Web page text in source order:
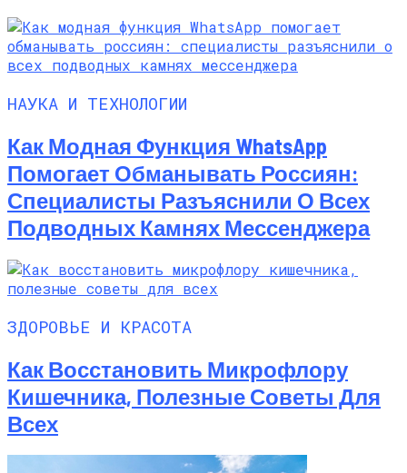
НАУКА И ТЕХНОЛОГИИ
Как Модная Функция WhatsApp
Помогает Обманывать Россиян:
Специалисты Разъяснили О Всех
Подводных Камнях Мессенджера
ЗДОРОВЬЕ И КРАСОТА
Как Восстановить Микрофлору
Кишечника, Полезные Советы Для
Всех